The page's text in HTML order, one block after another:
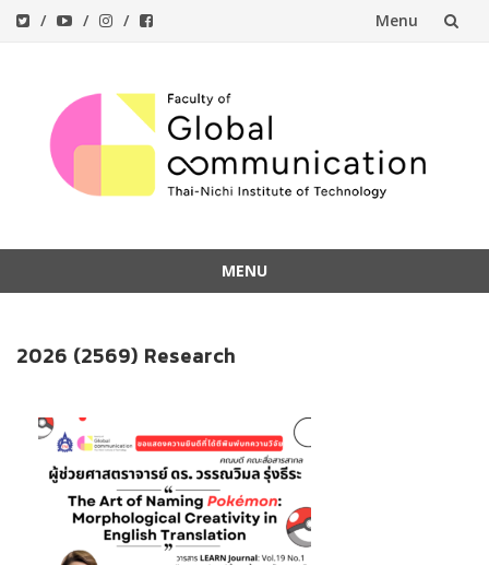
Menu
content
MENU
content
2026 (2569) Research